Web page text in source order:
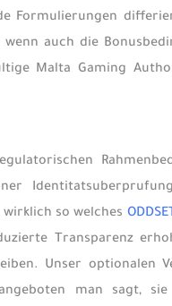
Formulierungen
wenn auch die
Malta Gaming
wirklich so welches ODDSET
Transparenz
Unser optionalen
angeboten man sagt,